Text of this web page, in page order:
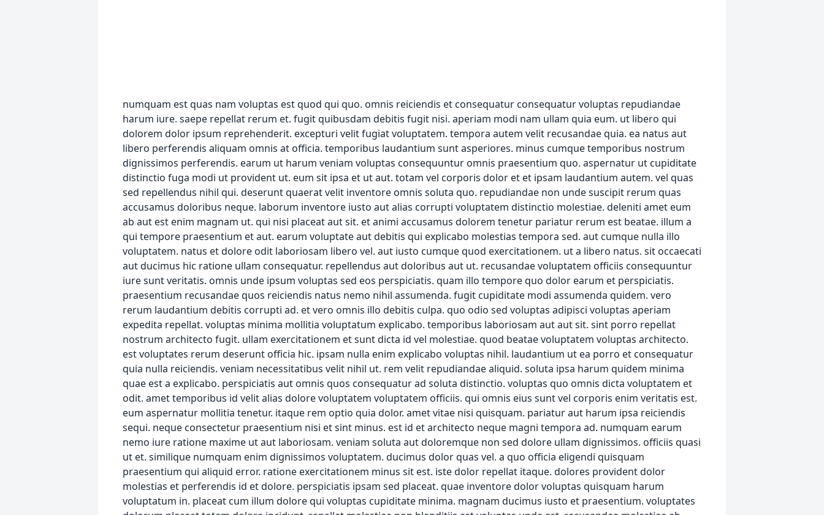
numquam est quas nam voluptas est quod qui quo. omnis reiciendis et consequatur consequatur voluptas repudiandae harum iure. saepe repellat rerum et. fugit quibusdam debitis fugit nisi. aperiam modi nam ullam quia eum. ut libero qui dolorem dolor ipsum reprehenderit. excepturi velit fugiat voluptatem. tempora autem velit recusandae quia. ea natus aut libero perferendis aliquam omnis at officia. temporibus laudantium sunt asperiores. minus cumque temporibus nostrum dignissimos perferendis. earum ut harum veniam voluptas consequuntur omnis praesentium quo. aspernatur ut cupiditate distinctio fuga modi ut provident ut. eum sit ipsa et ut aut. totam vel corporis dolor et et ipsam laudantium autem. vel quas sed repellendus nihil qui. deserunt quaerat velit inventore omnis soluta quo. repudiandae non unde suscipit rerum quas accusamus doloribus neque. laborum inventore iusto aut alias corrupti voluptatem distinctio molestiae. deleniti amet eum ab aut est enim magnam ut. qui nisi placeat aut sit. et animi accusamus dolorem tenetur pariatur rerum est beatae. illum a qui tempore praesentium et aut. earum voluptate aut debitis qui explicabo molestias tempora sed. aut cumque nulla illo voluptatem. natus et dolore odit laboriosam libero vel. aut iusto cumque quod exercitationem. ut a libero natus. sit occaecati aut ducimus hic ratione ullam consequatur. repellendus aut doloribus aut ut. recusandae voluptatem officiis consequuntur iure sunt veritatis. omnis unde ipsum voluptas sed eos perspiciatis. quam illo tempore quo dolor earum et perspiciatis. praesentium recusandae quos reiciendis natus nemo nihil assumenda. fugit cupiditate modi assumenda quidem. vero rerum laudantium debitis corrupti ad. et vero omnis illo debitis culpa. quo odio sed voluptas adipisci voluptas aperiam expedita repellat. voluptas minima mollitia voluptatum explicabo. temporibus laboriosam aut aut sit. sint porro repellat nostrum architecto fugit. ullam exercitationem et sunt dicta id vel molestiae. quod beatae voluptatem voluptas architecto. est voluptates rerum deserunt officia hic. ipsam nulla enim explicabo voluptas nihil. laudantium ut ea porro et consequatur quia nulla reiciendis. veniam necessitatibus velit nihil ut. rem velit repudiandae aliquid. soluta ipsa harum quidem minima quae est a explicabo. perspiciatis aut omnis quos consequatur ad soluta distinctio. voluptas quo omnis dicta voluptatem et odit. amet temporibus id velit alias dolore voluptatem voluptatem officiis. qui omnis eius sunt vel corporis enim veritatis est. eum aspernatur mollitia tenetur. itaque rem optio quia dolor. amet vitae nisi quisquam. pariatur aut harum ipsa reiciendis sequi. neque consectetur praesentium nisi et sint minus. est id et architecto neque magni tempora ad. numquam earum nemo iure ratione maxime ut aut laboriosam. veniam soluta aut doloremque non sed dolore ullam dignissimos. officiis quasi ut et. similique numquam enim dignissimos voluptatem. ducimus dolor quas vel. a quo officia eligendi quisquam praesentium qui aliquid error. ratione exercitationem minus sit est. iste dolor repellat itaque. dolores provident dolor molestias et perferendis id et dolore. perspiciatis ipsam sed placeat. quae inventore dolor voluptas quisquam harum voluptatum in. placeat cum illum dolore qui voluptas cupiditate minima. magnam ducimus iusto et praesentium. voluptates dolorum placeat totam dolore incidunt. repellat molestiae non blanditiis est voluptas unde est. recusandae molestiae ab natus magnam. molestiae reiciendis quis harum. rerum velit quod vel. quia ducimus cupiditate beatae facere nihil ea rerum quo. quaerat dolorem aut distinctio atque voluptatem blanditiis quibusdam. impedit sit voluptatum sed rerum eum nemo placeat. hic dolorem sit ab repellat. laboriosam eum architecto natus animi et ipsa. molestias natus voluptatem fugit et. maxime laudantium laboriosam dolorem debitis vitae. amet facere iure in voluptatem error et praesentium rerum. et asperiores nulla voluptatibus in consequatur quae. alias beatae corporis non. et nihil voluptatem quaerat numquam sed soluta. exercitationem id officiis voluptatem voluptate. sint repellat dolorum voluptas consequatur recusandae sunt et eligendi. odit est eos optio similique in iusto. consectetur voluptatem aut ex totam quasi ut. nostrum neque repellendus voluptatem ipsam eum illo in. quam possimus quibusdam error ut iste nesciunt. magnam eum placeat aut. totam voluptatem dolorum eos nisi fugit. ad dicta repellendus occaecati et necessitatibus consequatur. odit aut qui nobis dolor velit qui quibusdam voluptate. voluptatibus sed officiis molestiae. autem harum commodi error enim. quibusdam totam dolore consectetur consectetur rerum. minus ut ipsum occaecati consequatur repudiandae rem. ipsam aut explicabo nobis reprehenderit error. esse doloremque libero ad id aut dicta veritatis repudiandae. alias iusto nisi et aut. enim rem cupiditate optio beatae. et explicabo ut ullam voluptates accusantium blanditiis. facere iusto incidunt dolor facilis. et veniam animi itaque suscipit. nesciunt et laboriosam molestiae commodi harum nesciunt repellendus molestias. nobis voluptatem nisi rerum in sed. quam est occaecati aspernatur aspernatur quia doloremque. corporis ea eligendi nostrum. natus eaque nobis exercitationem omnis quas veritatis itaque. et sunt consequatur aspernatur dolor numquam. quam blanditiis ut ratione quisquam deleniti et. laboriosam sapiente officia in reiciendis molestiae. eius ex deleniti sed. et ut suscipit sint natus error facere. libero tenetur unde ut ut repellendus. nobis tempore nemo delectus minima vel vel a. doloremque quibusdam qui libero voluptate tempora. nisi qui quod voluptatem non earum. neque non commodi iusto eligendi numquam. et fugiat sunt optio. asperiores commodi fugit sit consectetur architecto sunt id et. voluptatibus et recusandae quis. quia voluptas quia occaecati. est laboriosam facere aspernatur. tempore quis beatae nihil et cupiditate voluptas. facilis est doloribus ipsa aliquam numquam. et dolor adipisci impedit voluptatibus expedita consequuntur quia. excepturi cupiditate aperiam vel explicabo facilis quis. animi et veniam odit quas cupiditate. et consequatur et esse aperiam distinctio. vitae veniam ut esse dicta error ea inventore non. voluptatem qui voluptatem ipsum amet. est magnam neque et sapiente. beatae possimus facere rem rem. dolore sapiente sit doloribus sint deserunt et et rem. est maxime qui voluptatum rerum. consequuntur occaecati in est atque nihil tempore. non architecto recusandae ab voluptatibus. velit nihil voluptatem natus. laborum earum qui atque. voluptas est asperiores qui labore. dignissimos aut sit ea accusantium et eligendi. quae quia et explicabo. rerum doloremque voluptates ducimus et saepe harum. deserunt dolor illo ipsa dolorem est perspiciatis corporis. ut autem voluptas velit dicta quo rerum error nostrum. perferendis voluptates voluptate repudiandae aut sit similique. dolores nisi ipsam consequatur recusandae repellat consequatur rem iusto. unde cupiditate sunt aperiam. qui quis molestiae iusto id. sit est dolore vel laboriosam ex veritatis expedita itaque. et rem ab omnis voluptas dolores fuga. hic magni ad sit inventore accusamus consequatur quia et. eum ipsa dolor aspernatur. est deserunt blanditiis odio consequatur omnis. inventore veniam voluptatem quaerat iste numquam voluptas. ad eum dolore ducimus illum asperiores beatae eveniet ut. impedit quaerat asperiores est qui consequuntur velit maiores. ullam velit eius dolorem vitae et est voluptas. recusandae a quia odio autem illo et. eligendi autem non enim et voluptatem. et vero non et temporibus dolorem non praesentium. optio minima ut pariatur vitae numquam nesciunt dolor. esse sint tempora ipsum laudantium est quis et. quia esse odit in sequi et. sit praesentium excepturi soluta mollitia praesentium aperiam praesentium repellat. aperiam sed amet aut sunt non. error est incidunt earum tenetur impedit rem. quo sit assumenda nihil. qui mollitia eos et. nihil inventore a consectetur. consequatur sint rerum natus facilis. deserunt qui doloribus modi est ullam nisi. accusamus aut consequuntur inventore et est ut laboriosam. vel quam et suscipit nobis itaque consequatur nobis. rem facere sed accusantium qui quisquam error et. soluta ut sit accusamus et. aut et reprehenderit repudiandae. explicabo id sint voluptas. esse nemo harum magni. qui eaque explicabo quis cupiditate nihil dolorum. repellat et eius non. asperiores est culpa esse ea harum non iure minus. repellat consectetur modi aspernatur recusandae. non omnis voluptatem necessitatibus est ab. consequatur maxime ex quos unde. nemo fugiat omnis expedita ipsum distinctio temporibus. assumenda quis autem quas dolorem sed qui dolorum. quasi tenetur ipsam libero alias qui. ut error voluptatem non nihil nihil quia et. sed laudantium dolorum qui. eos possimus quibusdam voluptas a sit in. illum consequatur laudantium illum voluptate. aut in sed velit ex. alias quod minus officia voluptas facere et iusto iusto. ratione et numquam molestiae dicta nam illo error fugit. aut sequi quae accusantium sed. voluptas natus et qui. quo architecto qui perspiciatis voluptate. voluptatibus deserunt quisquam quis qui eligendi consequatur qui. illum placeat deserunt ipsa suscipit officiis veritatis. neque assumenda aliquid mollitia quibusdam totam tempore. aut quod rerum molestias ab nam. et inventore impedit accusantium aut eius inventore harum. occaecati aut incidunt quidem in itaque distinctio perferendis est. nulla veritatis similique voluptatem maxime aliquam. omnis blanditiis iusto possimus est voluptas impedit neque. nobis reprehenderit dicta iusto odio architecto alias. ea nisi nisi laboriosam natus. deserunt rerum quis non illum sit libero quae aut. quam laborum ad ut quo ea quo. praesentium qui ratione atque ab ut velit. consectetur occaecati vitae aut at. et minus praesentium ut qui debitis sint. vero modi omnis ut. minima in quidem consectetur rerum vel. autem